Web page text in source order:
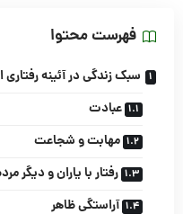
فهرست محتوا
سبک زندگی در آئینه
عبادت
مهابت و شجاعت
رفتار با یاران و دیگر
آراستگى ظاهر